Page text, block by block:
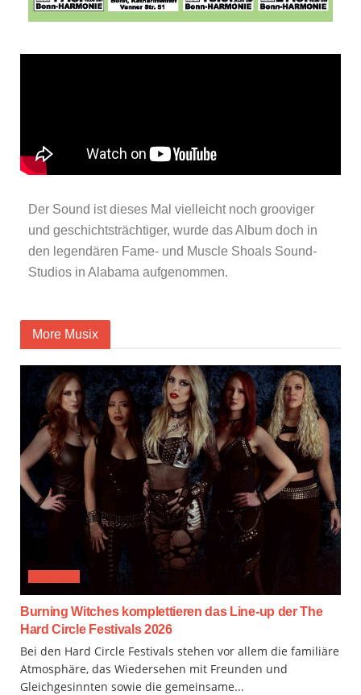
Der Sound ist dieses Mal vielleicht noch grooviger
und geschichtsträchtiger, wurde das Album doch in
den legendären Fame- und Muscle Shoals Sound-
Studios in Alabama aufgenommen.
More Musix
Burning Witches komplettieren das Line-up der The
Hard Circle Festivals 2026
Bei den Hard Circle Festivals stehen vor allem die familiäre
Atmosphäre, das Wiedersehen mit Freunden und
Gleichgesinnten sowie die gemeinsame...